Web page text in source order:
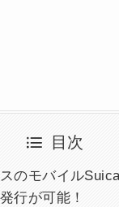
目次
のモバイル
行が可能！